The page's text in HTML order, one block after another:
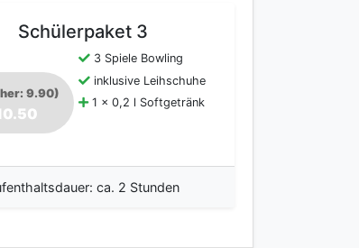
Schülerpaket 3
9.90)
3 Spiele Bowling
inklusive Leihschuhe
1 x 0,2 l Softgetränk
ca. 2 Stunden